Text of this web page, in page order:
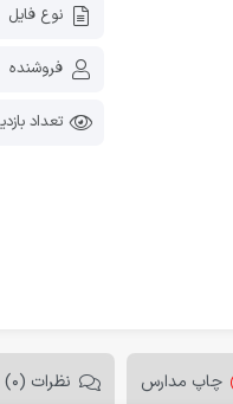
نوع فایل
فروشنده
تعداد
چاپ مدارس نظرات (0)